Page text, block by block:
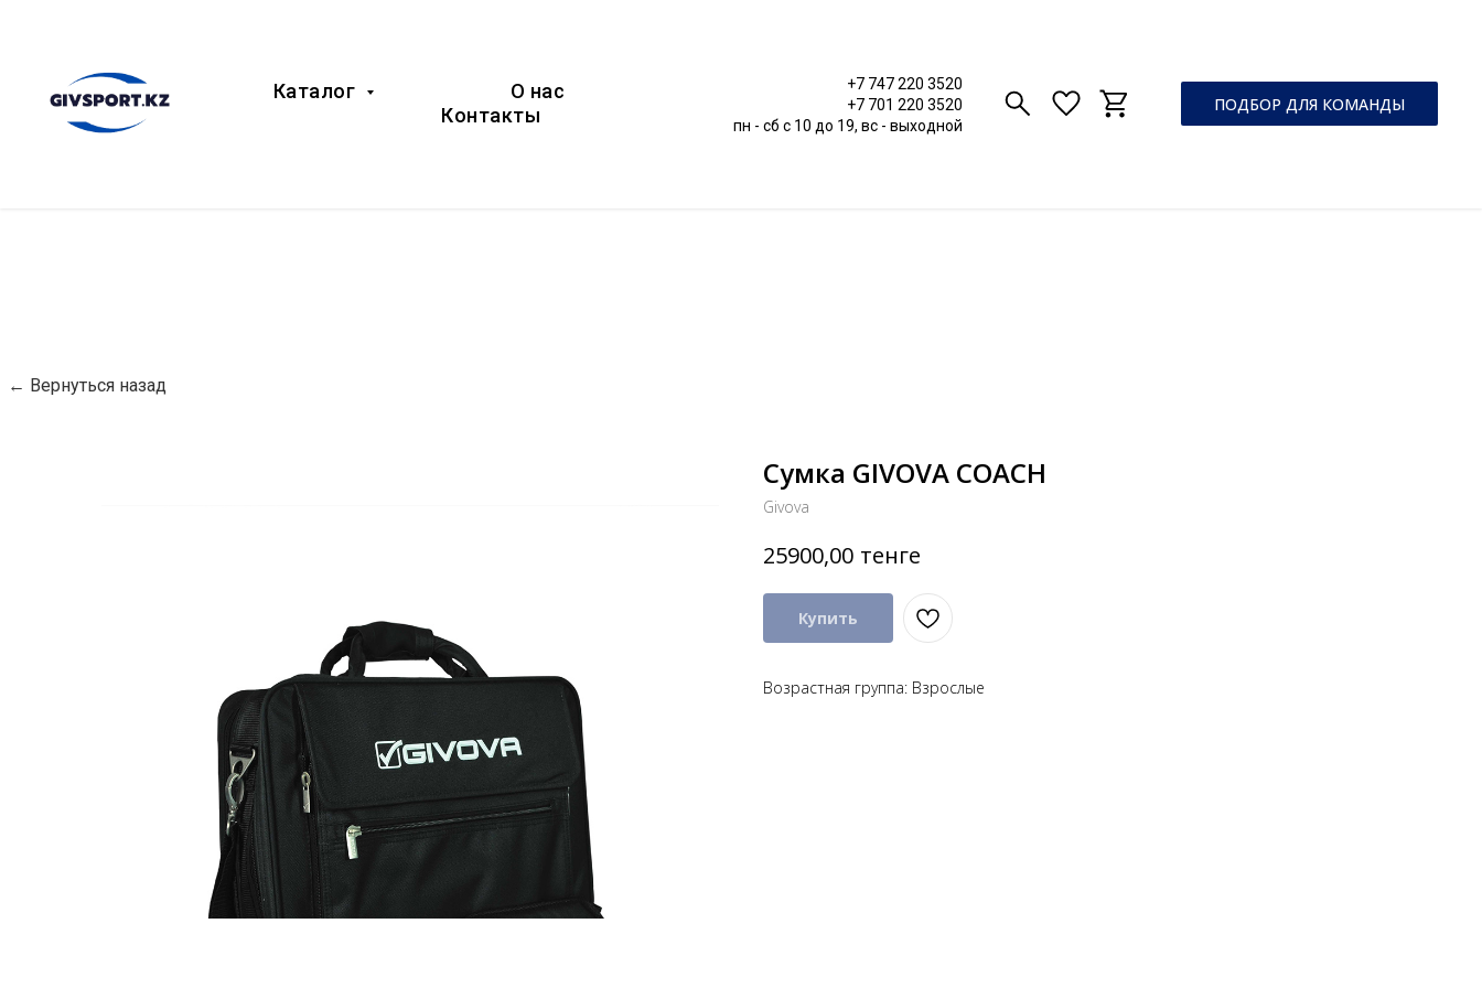
Каталог
О нас
Контакты
+7 747 220 3520
+7 701 220 3520
пн - сб c 10 до 19, вс - выходной
ПОДБОР ДЛЯ КОМАНДЫ
← Вернуться назад
Сумка GIVOVA COACH
Givova
25900,00 тенге
Купить
Возрастная группа: Взрослые